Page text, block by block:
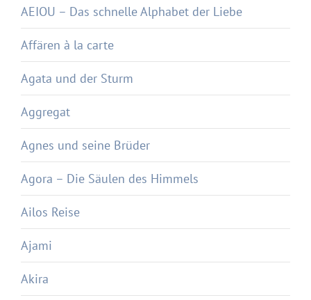
AEIOU – Das schnelle Alphabet der Liebe
Affären à la carte
Agata und der Sturm
Aggregat
Agnes und seine Brüder
Agora – Die Säulen des Himmels
Ailos Reise
Ajami
Akira